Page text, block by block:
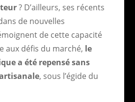
? D’ailleurs, ses récents
de nouvelles
de cette capacité
aux défis du marché, le
a été repensé sans
, sous l’égide du